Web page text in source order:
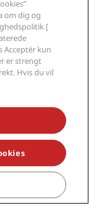
om dig og
[
Acceptér kun
er strengt
Hvis du vil